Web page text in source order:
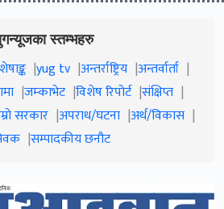
स्तम्भहरु
yug tv अन्तर्राष्ट्रिय अन्तर्वार्ता
जम्काभेट विशेष रिपोर्ट संक्षिप्त
सरकार अपराध/घटना अर्थ/विकास
सम्पादकीय छनौट